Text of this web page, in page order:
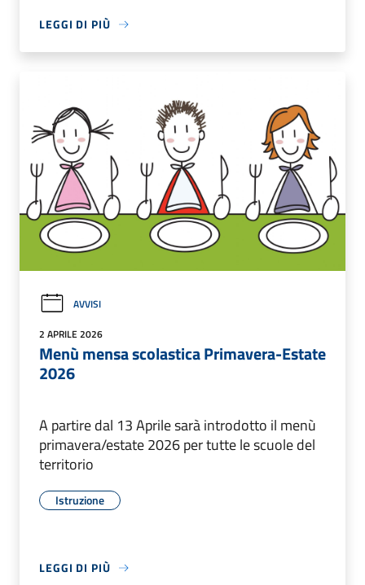
LEGGI DI PIÙ
AVVISI
2 APRILE 2026
Menù mensa scolastica Primavera-Estate
2026
A partire dal 13 Aprile sarà introdotto il menù
primavera/estate 2026 per tutte le scuole del
territorio
Istruzione
LEGGI DI PIÙ